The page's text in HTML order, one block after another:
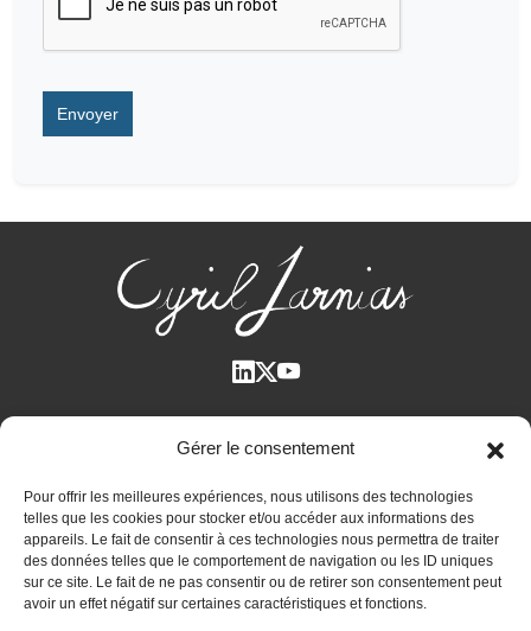
Gérer le consentement
Pour offrir les meilleures expériences, nous utilisons des technologies
telles que les cookies pour stocker et/ou accéder aux informations des
appareils. Le fait de consentir à ces technologies nous permettra de traiter
des données telles que le comportement de navigation ou les ID uniques
sur ce site. Le fait de ne pas consentir ou de retirer son consentement peut
avoir un effet négatif sur certaines caractéristiques et fonctions.
Plan des articles
Cyril Jarnias dans la Presse
Contactez-moi